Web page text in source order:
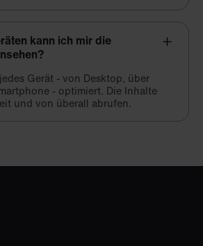
kann ich mir die
Gerät - von Desktop, über
- optimiert. Die Inhalte
und von überall abrufen.